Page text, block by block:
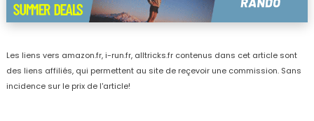
Les liens vers amazon.fr, i-run.fr, alltricks.fr contenus dans cet article sont
des liens affiliés, qui permettent au site de reçevoir une commission. Sans
incidence sur le prix de l'article!